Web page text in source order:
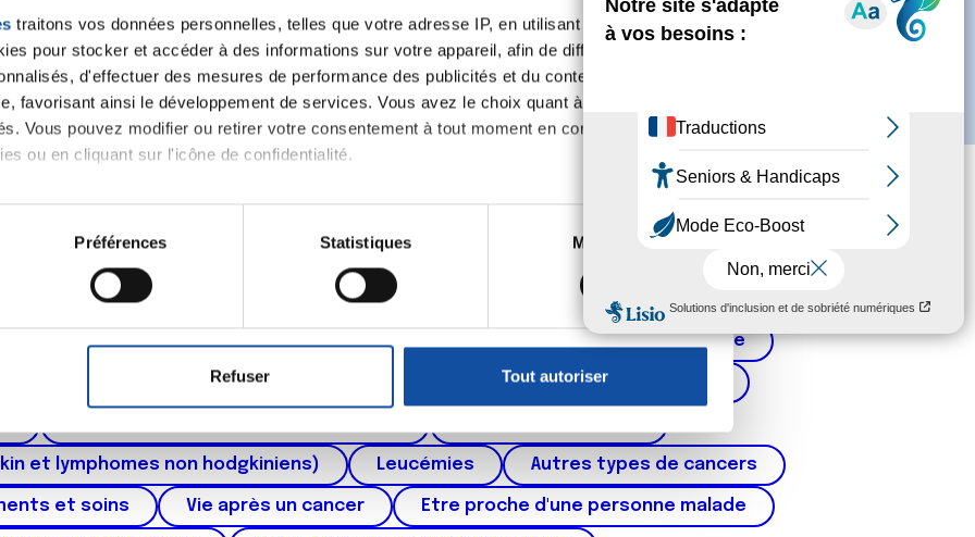
traitons vos données personnelles, telles que votre adresse IP, en utilisant des
pour stocker et accéder à des informations sur votre appareil, afin de diffuser des
d'effectuer des mesures de performance des publicités et du contenu, ainsi que de
favorisant ainsi le développement de services. Vous avez le choix quant à l'utilisation de
Vous pouvez modifier ou retirer votre consentement à tout moment en consultant la
ou en cliquant sur l'icône de confidentialité.
également :
sur votre localisation géographique qui peuvent être précises à plusieurs mètres près
de vos données personnelles et définir vos préférences, reportez-vous à lasection «
ou retirer votre consentement à tout moment à partir de la déclaration sur les cookies.
de publicité et d'analyse, qui peuvent combiner celles-ci avec d'autres informations que
ont collectées lors de votre utilisation de leurs services.
Préférences Statistiques Marketing
Refuser Tout autoriser
Thématiques
et des voies respiratoires Cancer du sein Cancer de la prostate
Cancer de l'appareil génital féminin (col et corps de l'utérus, ovaires)
et lymphomes non hodgkiniens) Leucémies Autres types de cancers
et soins Vie après un cancer Etre proche d'une personne malade